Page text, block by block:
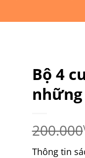
Bộ 4
200.000
Thông tin